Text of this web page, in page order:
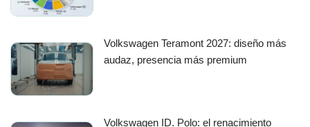
Volkswagen Teramont 2027: diseño más
audaz, presencia más premium
Volkswagen ID. Polo: el renacimiento